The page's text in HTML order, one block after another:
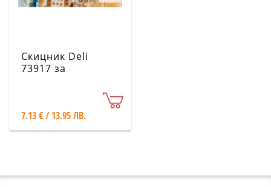
Скицник Deli
73917 за
гр/кв.м, 20 листа
7.13 € / 13.95 ЛВ.